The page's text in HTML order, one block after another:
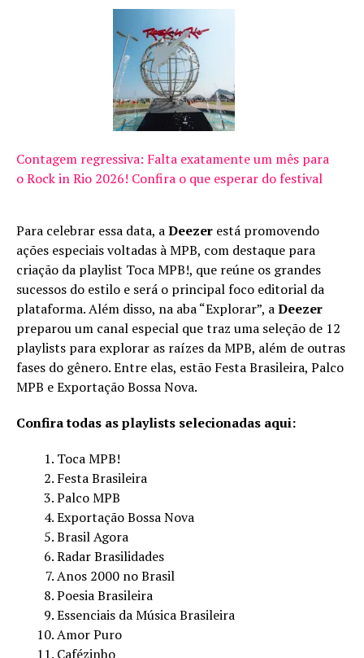
Contagem regressiva: Falta exatamente um mês para
o Rock in Rio 2026! Confira o que esperar do festival
Para celebrar essa data, aDeezer está promovendo
ações especiais voltadas à MPB, com destaque para
criação da playlist Toca MPB!, que reúne os grandes
sucessos do estilo e será o principal foco editorial da
plataforma. Além disso, na aba “Explorar”, aDeezer
preparou um canal especial que traz uma seleção de 12
playlists para explorar as raízes da MPB, além de outras
fases do gênero. Entre elas, estão Festa Brasileira, Palco
MPB e Exportação Bossa Nova.
Confira todas as playlists selecionadas aqui:
Toca MPB!
Festa Brasileira
Palco MPB
Exportação Bossa Nova
Brasil Agora
Radar Brasilidades
Anos 2000 no Brasil
Poesia Brasileira
Essenciais da Música Brasileira
Amor Puro
Cafézinho